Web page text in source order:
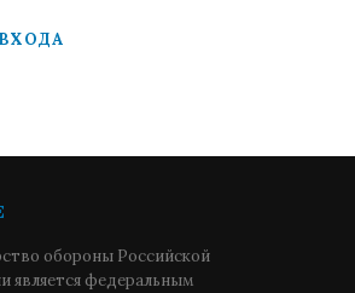
обороны Российской
является федеральным